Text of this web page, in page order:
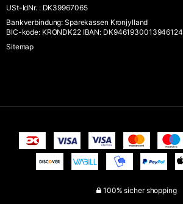
USt-IdNr. :DK39967065
Bankverbindung: Sparekassen Kronjylland
BIC-kode: KRONDK22 IBAN: DK9461930013946124
Sitemap
100% sicher shopping